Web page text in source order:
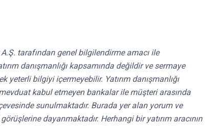
tarafından genel bilgilendirme amacı ile
danışmanlığı kapsamında değildir ve sermaye
yeterli bilgiyi içermeyebilir. Yatırım danışmanlığı
kabul etmeyen bankalar ile müşteri arasında
sunulmaktadır. Burada yer alan yorum ve
dayanmaktadır. Herhangi bir yatırım aracının